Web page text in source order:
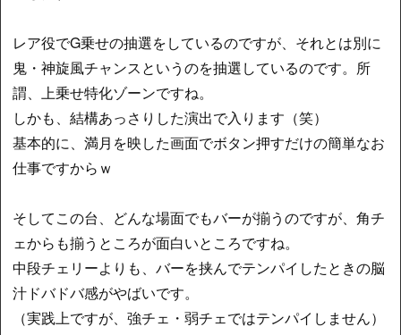
レア役でG乗せの抽選をしているのですが、それとは別に
鬼・神旋風チャンスというのを抽選しているのです。所
謂、上乗せ特化ゾーンですね。
しかも、結構あっさりした演出で入ります（笑）
基本的に、満月を映した画面でボタン押すだけの簡単なお
仕事ですからｗ
そしてこの台、どんな場面でもバーが揃うのですが、角チ
ェからも揃うところが面白いところですね。
中段チェリーよりも、バーを挟んでテンパイしたときの脳
汁ドバドバ感がやばいです。
（実践上ですが、強チェ・弱チェではテンパイしません）